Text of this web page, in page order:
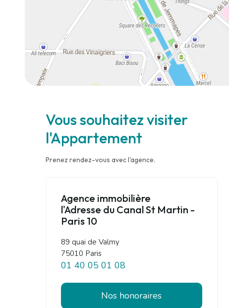
Vous souhaitez visiter
l'Appartement
Prenez rendez-vous avec l'agence.
Agence immobilière
l'Adresse du Canal St Martin -
Paris 10
89 quai de Valmy
75010 Paris
01 40 05 01 08
Nos honoraires